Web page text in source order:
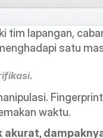
tim lapangan,
satu
waktu.